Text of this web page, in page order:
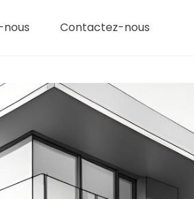
nous Contactez-nous